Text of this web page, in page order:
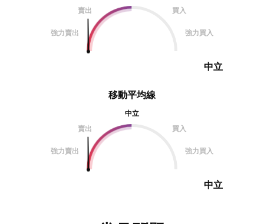
賣出
買入
強力賣出 強力買入
中立
移動平均線
中立
賣出
買入
強力賣出 強力買入
中立